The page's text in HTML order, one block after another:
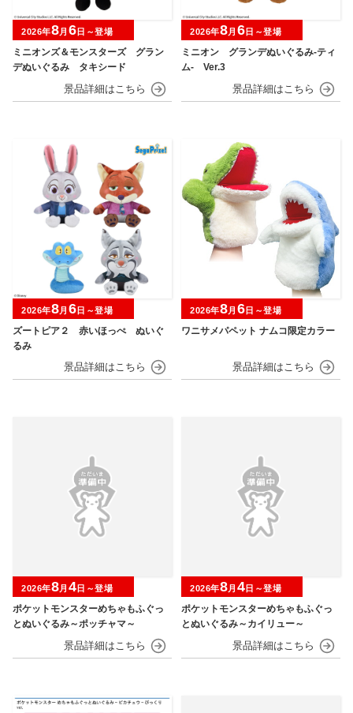
ミニオンズ＆モンスターズ グラン
デぬいぐるみ タキシード
2026年8月 6 日～登場
ミニオン グランデぬいぐるみ‐ティ
ム‐ Ver.3
2026年8月 6 日～登場
ズートピア２ 赤いほっぺ ぬいぐ
るみ
2026年8月 6日～登場
ワニサメパペット ナムコ限定カラー
2026年8月 6日～登場
ポケットモンスターめちゃもふぐっ
とぬいぐるみ～ポッチャマ～
2026年8月 4日～登場
ポケットモンスターめちゃもふぐっ
とぬいぐるみ～カイリュー～
2026年8月 4日～登場